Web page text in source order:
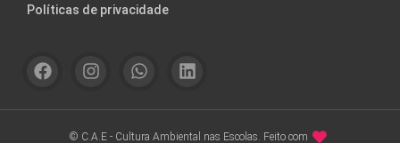
Políticas de privacidade
© C.A.E - Cultura Ambiental nas Escolas. Feito com